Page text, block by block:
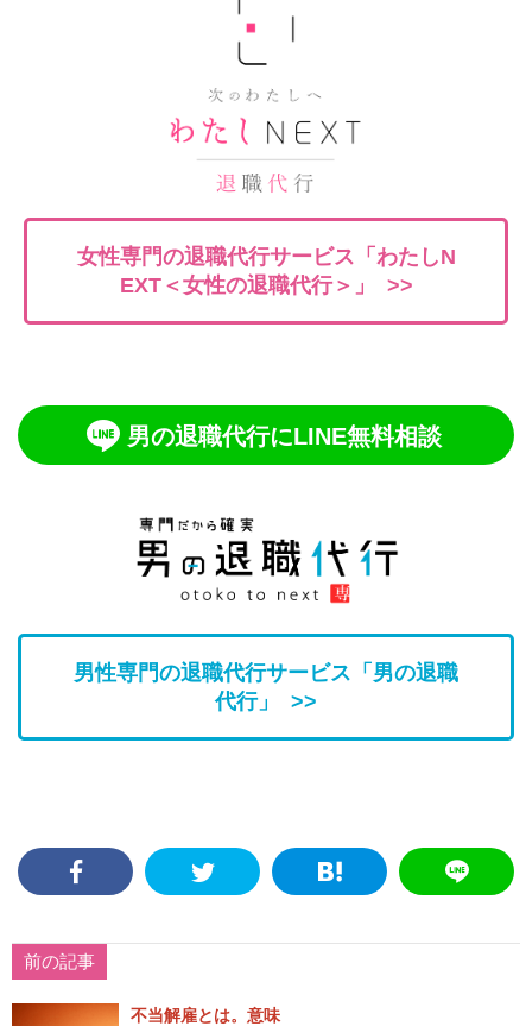
女性専門の退職代行サービス「わたしN
EXT＜女性の退職代行＞」 >>
男の退職代行にLINE無料相談
男性専門の退職代行サービス「男の退職
代行」 >>
前の記事
不当解雇とは。意味